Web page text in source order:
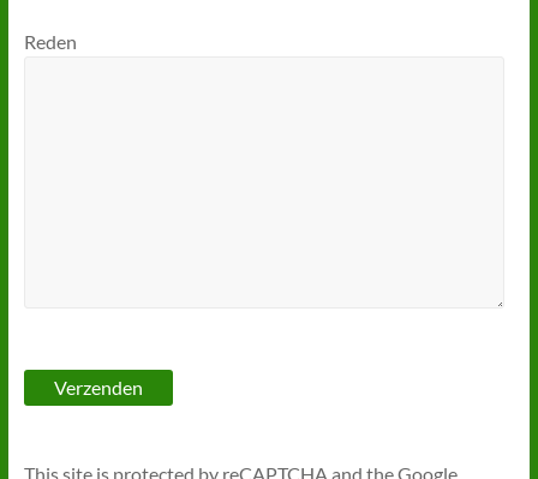
Reden
This site is protected by reCAPTCHA and the Google